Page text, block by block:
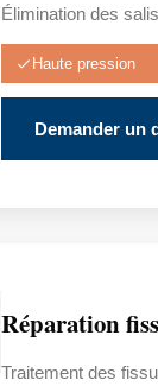
Élimination des
Haute pression
Demander un
Réparation
Traitement des